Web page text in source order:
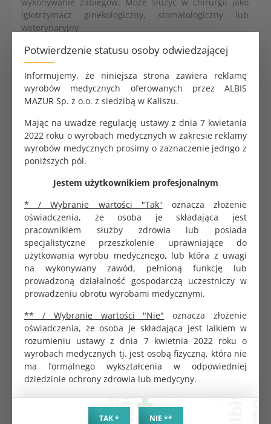
Potwierdzenie statusu osoby odwiedzającej
Informujemy, że niniejsza strona zawiera reklamę
wyrobów medycznych oferowanych przez ALBIS
MAZUR Sp. z o.o. z siedzibą w Kaliszu.
Mając na uwadze regulację ustawy z dnia 7 kwietania
2022 roku o wyrobach medycznych w zakresie reklamy
wyrobów medycznych prosimy o zaznaczenie jedngo z
poniższych pól.
Jestem użytkownikiem profesjonalnym
* / Wybranie wartości "Tak" oznacza złożenie
oświadczenia, że osoba je składająca jest
pracownikiem służby zdrowia lub posiada
specjalistyczne przeszkolenie uprawniające do
użytkowania wyrobu medycznego, lub która z uwagi
na wykonywany zawód, pełnioną funkcję lub
prowadzoną działalność gospodarczą uczestniczy w
prowadzeniu obrotu wyrobami medycznymi.
** / Wybranie wartości "Nie" oznacza złożenie
oświadczenia, że osoba je składająca jest laikiem w
rozumieniu ustawy z dnia 7 kwietnia 2022 roku o
wyrobach medycznych tj. jest osobą fizyczną, która nie
ma formalnego wykształcenia w odpowiedniej
dziedzinie ochrony zdrowia lub medycyny.
TAK * NIE **
Koperta do sterylizacji samoprzylepna 6x10cm
0.31 zł
Koperta do sterylizacji samoprzylepna 9x26cm
SoftMed
0.32 zł
Rękaw papierowo-foliowy do sterylizacji 200m
szeroki 5,5cm
84.05 zł
Sekusept Activ preparat do dezynfekcji narzędzi
igłotrzymacz ginekologiczny, stomatologiczny lub
weterynaryjny
Typ: igłotrzymacz z zapadką zatrzaskową
Produkt wielokrotnego użytku z certyfikowanego
chirurgicznego stopu metalowego
Długi okres użytkowania
Lekka i bezpieczna konstrukcja narzędzia
Możliwość sterylizacji w różnych systemach